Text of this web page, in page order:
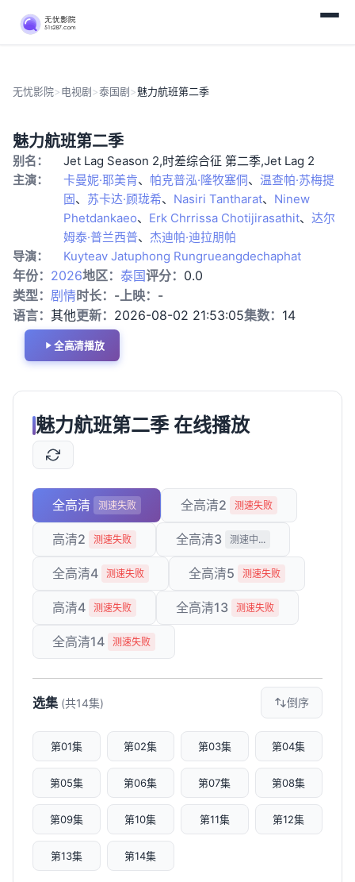
无忧影院>电视剧>泰国剧>魅力航班第二季
剧
集
完
结
魅力航班第二季
别名：
Jet Lag Season 2,时差综合征 第二季,Jet Lag 2
主演：
卡曼妮·耶美肯、 帕克普泓·隆牧塞侗、 温查帕·苏梅提
固、 苏卡达·顾珑希、 Nasiri Tantharat、 Ninew
Phetdankaeo、 Erk Chrrissa Chotijirasathit、 达尔
姆泰·普兰西普、 杰迪帕·迪拉朋帕
导演：
Kuyteav Jatuphong Rungrueangdechaphat
年份： 2026地区： 泰国评分： 0.0
类型： 剧情时长： -上映： -
语言： 其他更新： 2026-08-02 21:53:05集数： 14
全高清播放
魅力航班第二季 在线播放
全高清 测速失败 全高清2 测速失败
高清2 测速失败 全高清3 测速失败
全高清4 测速失败 全高清5 测速失败
高清4 测速失败 全高清13 测速失败
全高清14 测速失败
选集 (共14集) 倒序
第01集 第02集 第03集 第04集
第05集 第06集 第07集 第08集
第09集 第10集 第11集 第12集
第13集 第14集